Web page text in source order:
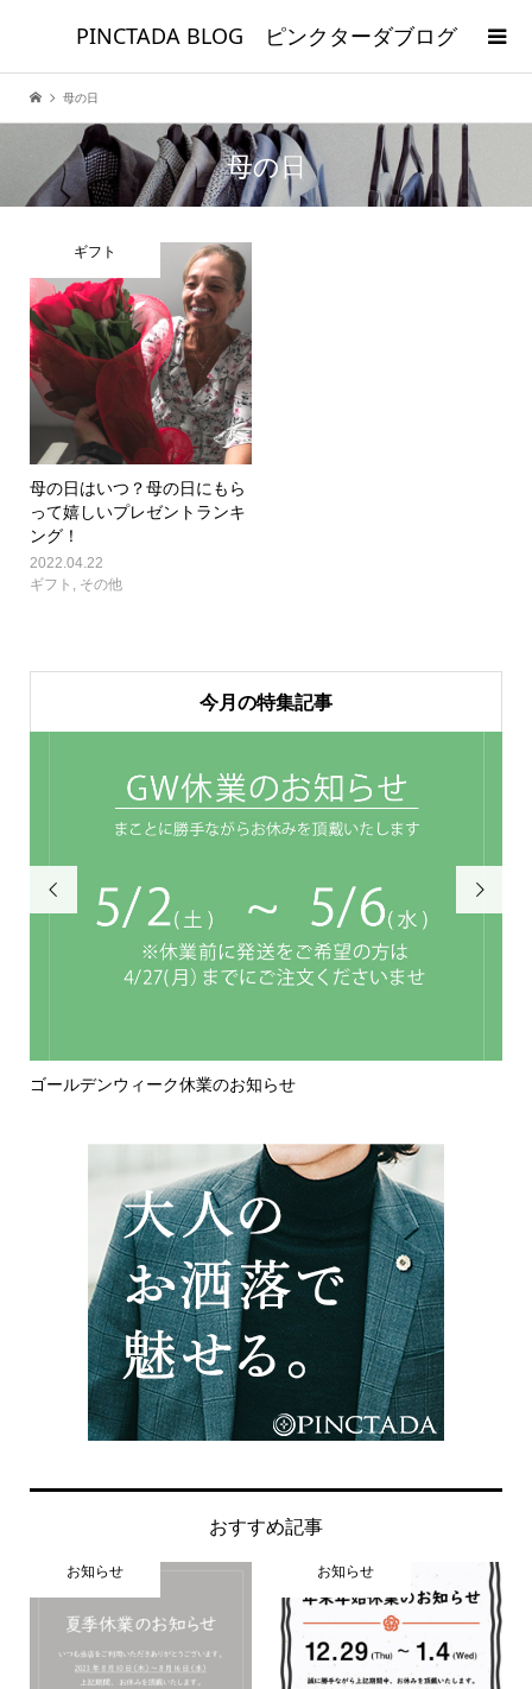
PINCTADA BLOG ピンクターダブログ
母の日
母の日
ギフト
母の日はいつ？母の日にもら
って嬉しいプレゼントランキ
ング！
2022.04.22
ギフト
その他
今月の特集記事

ゴールデンウィーク休業のお知らせ

おすすめ記事
お知らせ お知らせ